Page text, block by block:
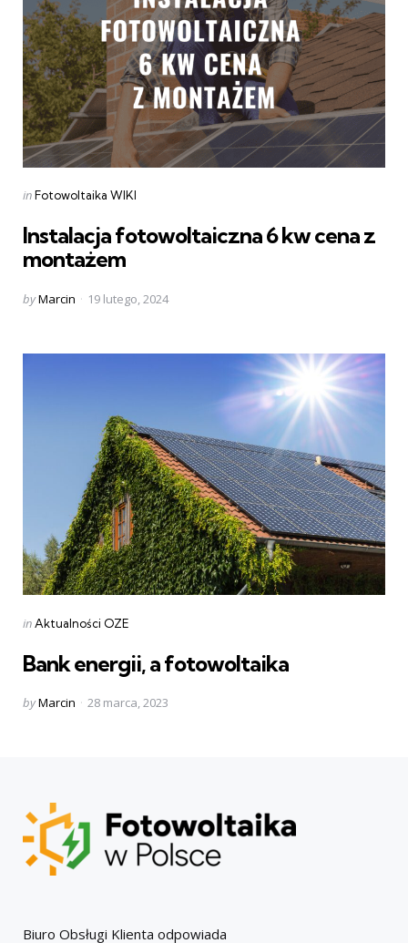
Categories
Posted
inFotowoltaika WIKI
Instalacja fotowoltaiczna 6 kw cena z
montażem
Posted
byMarcin 19 lutego, 2024
Categories
Posted
inAktualności OZE
Bank energii, a fotowoltaika
Posted
byMarcin 28 marca, 2023
Biuro Obsługi Klienta odpowiada